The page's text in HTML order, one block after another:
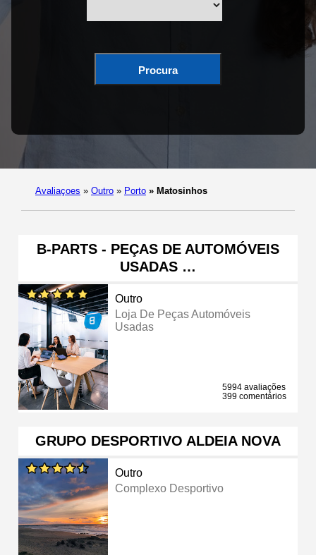
Procura
Avaliaçoes » Outro » Porto » Matosinhos
B-PARTS - PEÇAS DE AUTOMÓVEIS
USADAS …
Outro
Loja De Peças Automóveis
Usadas
5994 avaliações
399 comentários
GRUPO DESPORTIVO ALDEIA NOVA
Outro
Complexo Desportivo